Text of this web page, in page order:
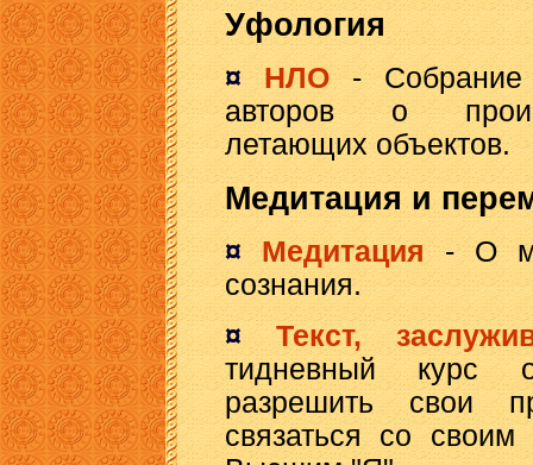
Уфология
¤ НЛО- Собрание
авторов о
летающих объектов.
Медитация и
¤ Медитация- О
сознания.
¤
Текст,
тидневный курс
разрешить свои
связаться со